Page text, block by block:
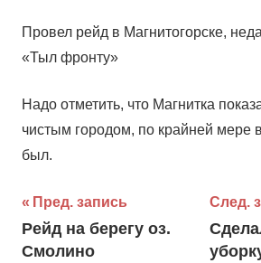
Провел рейд в Магнитогорске,
«Тыл фронту»
Надо отметить, что Магнитка
чистым городом, по крайней мере
был.
Навигация
по
Пред. запись
Рейд на берегу оз.
Смолино
След.